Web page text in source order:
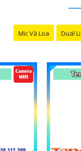
Mic Và Loa Dual